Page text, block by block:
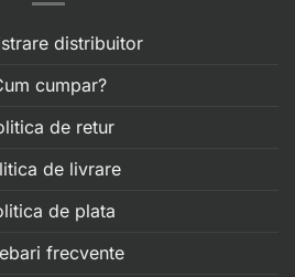
distribuitor
cumpar?
de retur
de livrare
de plata
frecvente